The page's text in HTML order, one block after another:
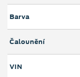
Barva
Čalounění
VIN